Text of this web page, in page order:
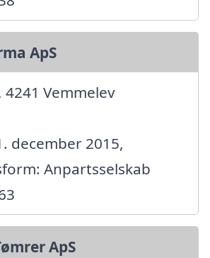
ApS
4241 Vemmelev
december 2015,
Anpartsselskab
ApS